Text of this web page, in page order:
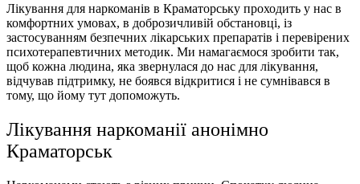
Лікування для наркоманів в Краматорську проходить у нас в
комфортних умовах, в доброзичливій обстановці, із
застосуванням безпечних лікарських препаратів і перевірених
психотерапевтичних методик. Ми намагаємося зробити так,
щоб кожна людина, яка звернулася до нас для лікування,
відчував підтримку, не боявся відкритися і не сумнівався в
тому, що йому тут допоможуть.
Лікування наркоманії анонімно
Краматорськ